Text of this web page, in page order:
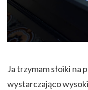
Ja trzymam słoiki na
wystarczająco